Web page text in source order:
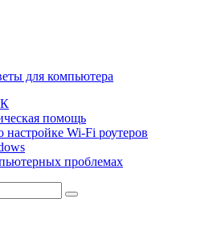
помощь
настройке Wi-Fi роутеров
проблемах